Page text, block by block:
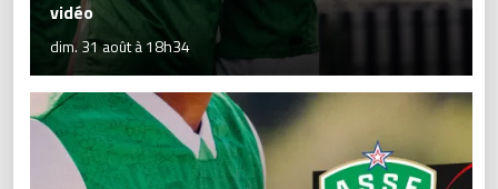
vidéo
dim. 31 août à 18h34